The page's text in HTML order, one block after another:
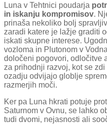
Luna v Tehtnici poudarja
in iskanju kompromisov.
prinaša nekoliko bolj
zaradi katere je lažje graditi
iskati skupne interese.
vozloma in Plutonom v
določeni pogovori, odločitve
za prihodnji razvoj, kot se
ozadju odvijajo globlje
razmerjih moči.
Ker pa Luna hkrati potuje
Saturnom v Ovnu, se lahko
tudi dvomi, nejasnosti ali